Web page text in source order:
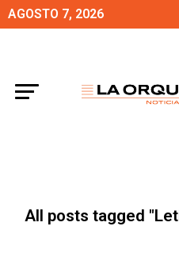
AGOSTO 7, 2026
All posts tagged